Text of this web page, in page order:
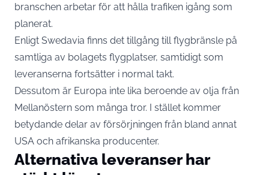
branschen arbetar för att hålla trafiken igång som
planerat.
Enligt Swedavia finns det tillgång till flygbränsle på
samtliga av bolagets flygplatser, samtidigt som
leveranserna fortsätter i normal takt.
Dessutom är Europa inte lika beroende av olja från
Mellanöstern som många tror. I stället kommer
betydande delar av försörjningen från bland annat
USA och afrikanska producenter.
Alternativa leveranser har